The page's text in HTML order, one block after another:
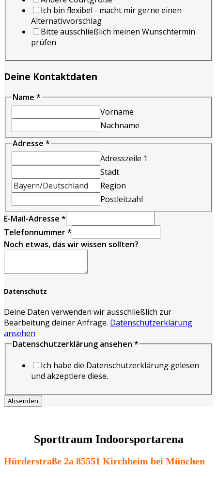
Ich bin flexibel - macht mir gerne einen
Alternativvorschlag
Bitte ausschließlich meinen Wunschtermin
prüfen
Deine Kontaktdaten
Name *
Vorname
Nachname
Adresse *
Adresszeile 1
Stadt
Region
Postleitzahl
E-Mail-Adresse *
Telefonnummer*
wissen
Noch etwas, das wir wissen sollten?
Datenschutz
Deine Daten verwenden wir ausschließlich zur
Bearbeitung deiner Anfrage. Datenschutzerklärung
ansehen
Datenschutzerklärung ansehen *
Ich habe die Datenschutzerklärung gelesen
und akzeptiere diese.
Absenden
Sporttraum Indoorsportarena
Hürderstraße 2a 85551 Kirchheim bei München